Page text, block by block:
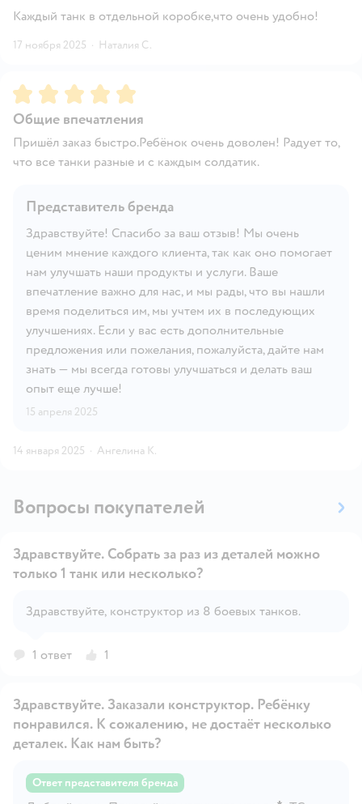
Каждый танк в отдельной коробке,что очень удобно!
17 ноября 2025 · Наталия С.
Рейтинг:5
Общие впечатления
Пришёл заказ быстро.Ребёнок очень доволен! Радует то,
что все танки разные и с каждым солдатик.
Представитель бренда
Здравствуйте! Спасибо за ваш отзыв! Мы очень
ценим мнение каждого клиента, так как оно помогает
нам улучшать наши продукты и услуги. Ваше
впечатление важно для нас, и мы рады, что вы нашли
время поделиться им, мы учтем их в последующих
улучшениях. Если у вас есть дополнительные
предложения или пожелания, пожалуйста, дайте нам
знать — мы всегда готовы улучшаться и делать ваш
опыт еще лучше!
15 апреля 2025
14 января 2025 · Ангелина К.
Вопросы покупателей
Открыть вопрос
Здравствуйте. Собрать за раз из деталей можно
только 1 танк или несколько?
Здравствуйте, конструктор из 8 боевых танков.
1 ответ 1
Здравствуйте. Заказали конструктор. Ребёнку
понравился. К сожалению, не достаёт несколько
деталек. Как нам быть?
Ответ представителя бренда